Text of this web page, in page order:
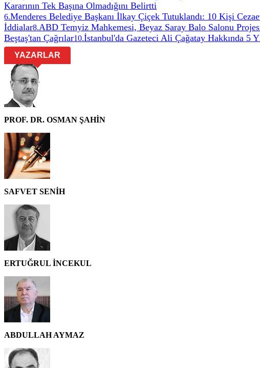
Kararının Tek Başına Olmadığını Belirtti
6.Menderes Belediye Başkanı İlkay Çiçek Tutuklandı: 10 Kişi
İddialar8.ABD Temyiz Mahkemesi, Beyaz Saray Balo Salonu
Beştaş'tan Çağrılar10.İstanbul'da Gazeteci Ali Çağatay Hakkında 5
YAZARLAR
PROF. DR. OSMAN ŞAHİN
SAFVET SENİH
ERTUĞRUL İNCEKUL
ABDULLAH AYMAZ